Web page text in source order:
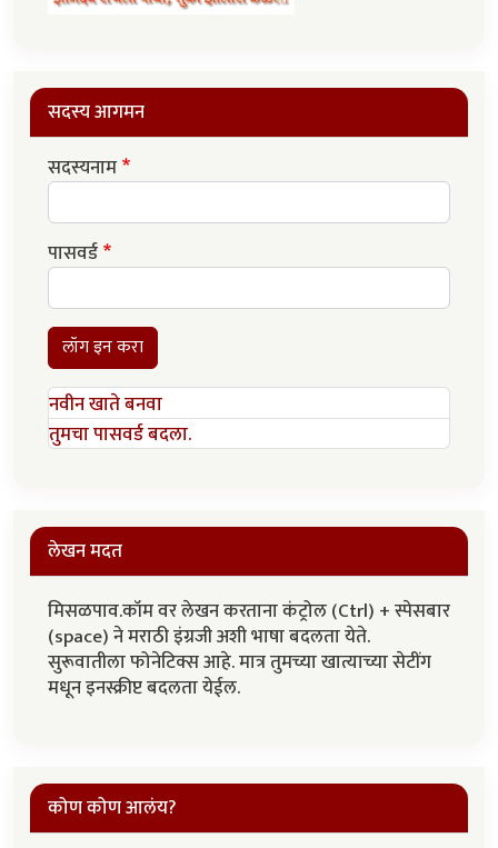
सदस्य आगमन
सदस्यनाम
पासवर्ड
लॉग इन करा
नवीन खाते बनवा
तुमचा पासवर्ड बदला.
लेखन मदत
मिसळपाव.कॉम वर लेखन करताना कंट्रोल (Ctrl) + स्पेसबार
(space) ने मराठी इंग्रजी अशी भाषा बदलता येते.
सुरूवातीला फोनेटिक्स आहे. मात्र तुमच्या खात्याच्या सेटींग
मधून इनस्क्रीप्ट बदलता येईल.
कोण कोण आलंय?